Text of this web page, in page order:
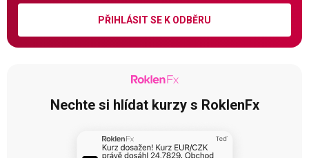
PŘIHLÁSIT SE K ODBĚRU
Nechte si hlídat kurzy s RoklenFx